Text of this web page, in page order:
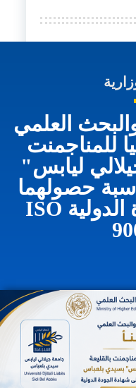
العلمي
للمناجمنت
ليابس"
حصولهما
على شهادة الجودة الدولية ISO